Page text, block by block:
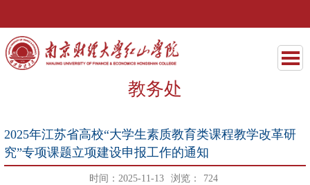
教务处
2025年江苏省高校“大学生素质教育类课程教学改革研
究”专项课题立项建设申报工作的通知
时间：2025-11-13 浏览： 724